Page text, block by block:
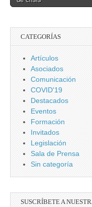
CATEGORÍAS
Artículos
Asociados
Comunicación
COVID'19
Destacados
Eventos
Formación
Invitados
Legislación
Sala de Prensa
Sin categoría
SUSCRÍBETE A